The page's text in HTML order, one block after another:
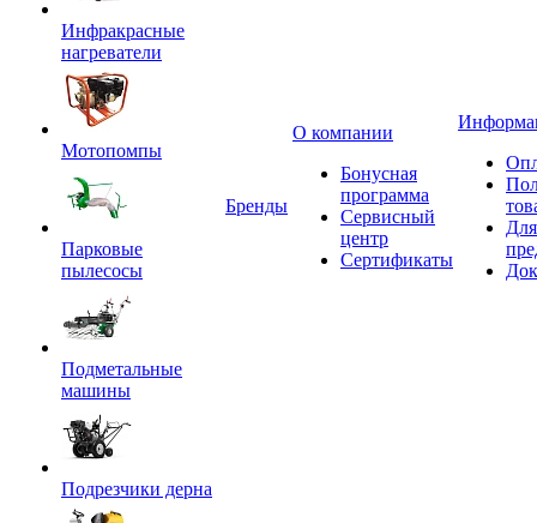
Инфракрасные
нагреватели
Мотопомпы
Парковые
пылесосы
Подметальные
машины
Подрезчики дерна
Бренды
О компании
Бонусная
программа
Сервисный
центр
Сертификаты
Для